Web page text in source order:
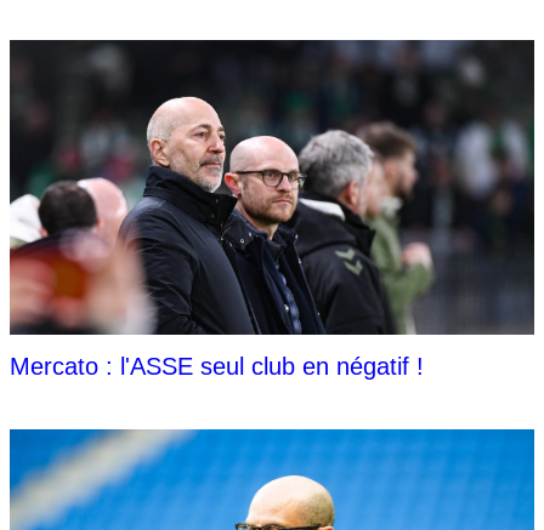
Mercato : l'ASSE seul club en négatif !